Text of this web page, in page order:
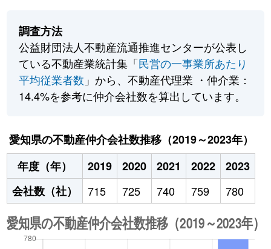
調査方法
公益財団法人不動産流通推進センターが公表し
ている不動産業統計集「民営の一事業所あたり
平均従業者数 」から、不動産代理業 ・仲介業：
14.4%を参考に仲介会社数を算出しています。
愛知県の不動産仲介会社数推移（2019～2023年）
年度（年）
2019 2020 2021 2022
2023
会社数（社）
715 725 740 759 780